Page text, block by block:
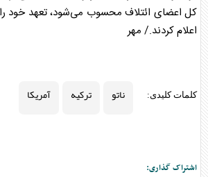
کل اعضای ائتلاف محسوب می‌شود، تعهد خود
اعلام کردند./ مهر
کلمات کلیدی: ناتو ترکیه آمریکا
اشتراک گذاری: